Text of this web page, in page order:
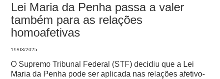
Lei Maria da Penha passa a valer
também para as relações
homoafetivas
19/03/2025
O Supremo Tribunal Federal (STF) decidiu que a Lei
Maria da Penha pode ser aplicada nas relações afetivo-